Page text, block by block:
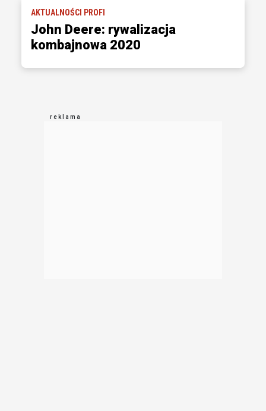
AKTUALNOŚCI PROFI
John Deere: rywalizacja
kombajnowa 2020